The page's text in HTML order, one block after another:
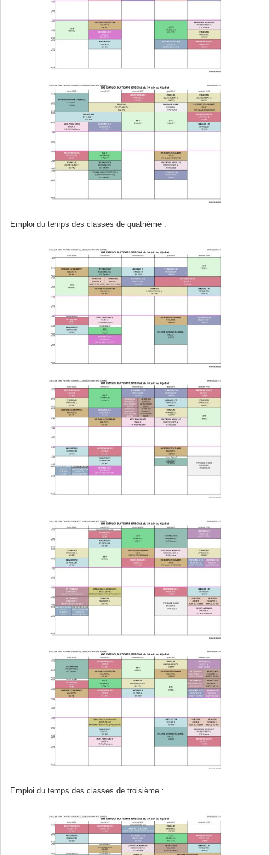
Emploi du temps des classes de quatrième :
Emploi du temps des classes de troisième :